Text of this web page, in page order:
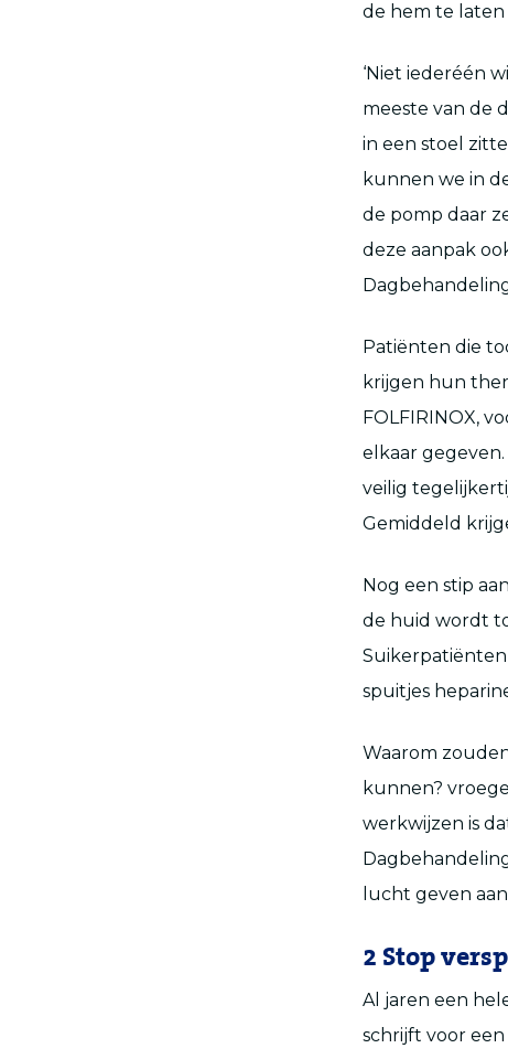
de hem te
‘Niet iederéén
meeste van de
in een stoel
kunnen we in
de pomp daar
deze aanpak
Patiënten die
krijgen hun
FOLFIRINOX,
elkaar
veilig
Gemiddeld
Nog een stip
de huid wordt
Suikerpatiënten
spuitjes
Waarom
kunnen?
werkwijzen is
lucht geven
2 Stop
Al jaren een
schrijft voor